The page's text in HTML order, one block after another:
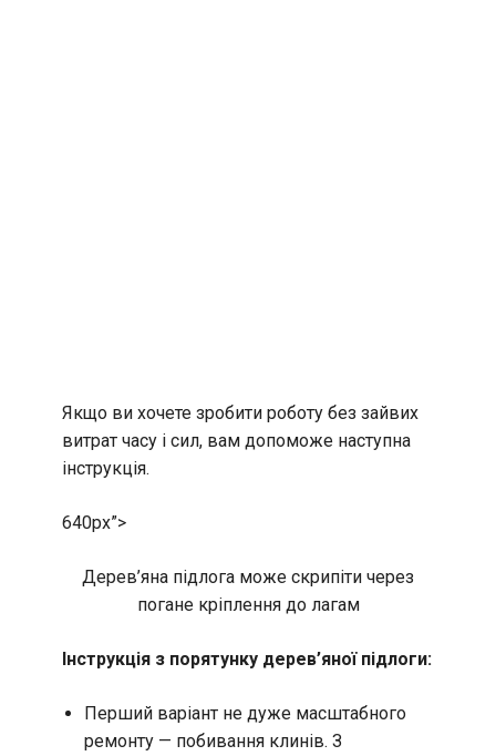
Якщо ви хочете зробити роботу без зайвих
витрат часу і сил, вам допоможе наступна
інструкція.
640px”>
Дерев’яна підлога може скрипіти через
погане кріплення до лагам
Інструкція з порятунку дерев’яної підлоги:
Перший варіант не дуже масштабного
ремонту — побивання клинів. З